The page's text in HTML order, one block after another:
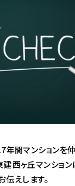
o
年間マンションを
西ヶ丘マンション
伝えします。